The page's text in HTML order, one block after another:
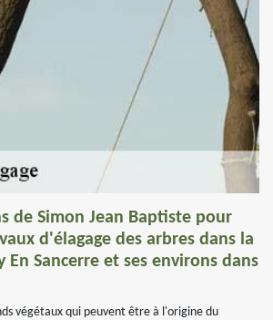
de Simon Jean Baptiste pour
d'élagage des arbres dans la
En Sancerre et ses environs dans
végétaux qui peuvent être à l'origine du